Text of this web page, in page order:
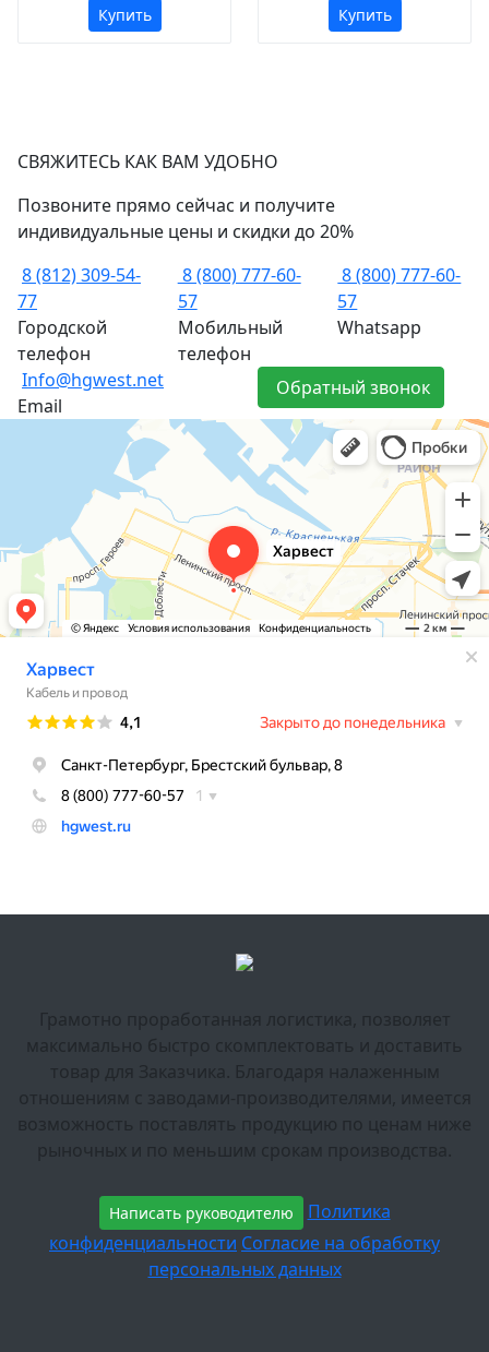
Купить Купить
СВЯЖИТЕСЬ КАК ВАМ УДОБНО
Позвоните прямо сейчас и получите
индивидуальные цены и скидки до 20%
8 (812) 309-54-
77
Городской
телефон
8 (800) 777-60-
57
Мобильный
телефон
8 (800) 777-60-
57
Whatsapp
Info@hgwest.net
Email
Обратный звонок
Грамотно проработанная логистика, позволяет
максимально быстро скомплектовать и доставить
товар для Заказчика. Благодаря налаженным
отношениям с заводами-производителями, имеется
возможность поставлять продукцию по ценам ниже
рыночных и по меньшим срокам производства.
Написать руководителю
Политика
конфиденциальности Согласие на обработку
персональных данных